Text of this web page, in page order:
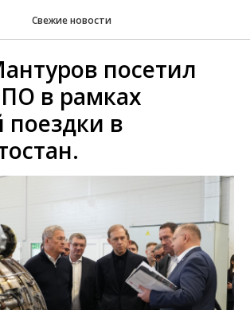
Свежие новости
посетил
в рамках
поездки в